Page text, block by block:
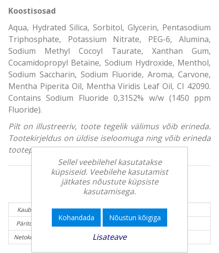
Koostisosad
Aqua, Hydrated Silica, Sorbitol, Glycerin, Pentasodium
Triphosphate, Potassium Nitrate, PEG-6, Alumina,
Sodium Methyl Cocoyl Taurate, Xanthan Gum,
Cocamidopropyl Betaine, Sodium Hydroxide, Menthol,
Sodium Saccharin, Sodium Fluoride, Aroma, Carvone,
Mentha Piperita Oil, Mentha Viridis Leaf Oil, CI 42090.
Contains Sodium Fluoride 0,3152% w/w (1450 ppm
Fluoride).
Pilt on illustreeriv, toote tegelik välimus võib erineda.
Tootekirjeldus on üldise iseloomuga ning võib erineda
tootepakendil olevast teabest.
Tooteinfo:
Kaubamärk:
SENSODYNE
Päritolumaa:
Netokogus (g):
102 g
Sellel veebilehel kasutatakse
küpsiseid. Veebilehe kasutamist
jätkates nõustute küpsiste
kasutamisega.
Kohandada Nõustun kõigiga
Lisateave